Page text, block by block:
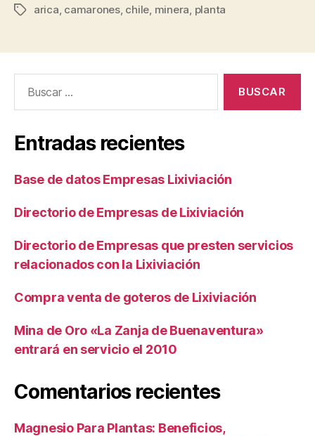
Etiquetas
arica camarones, chile minera planta
Entradas recientes
Base de datos Empresas Lixiviación
Directorio de Empresas de Lixiviación
Directorio de Empresas que presten servicios
relacionados con la Lixiviación
Compra venta de goteros de Lixiviación
Mina de Oro «La Zanja de Buenaventura»
entrará en servicio el 2010
Comentarios recientes
Magnesio Para Plantas: Beneficios,